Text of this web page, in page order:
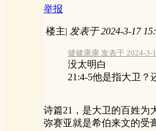
举报
楼主| 发表于 2024-3-17
健健康康 发表于 2024-3-
没太明白
21:4-5他是指大卫？
诗篇21，是大卫的百姓为
弥赛亚就是希伯来文的受